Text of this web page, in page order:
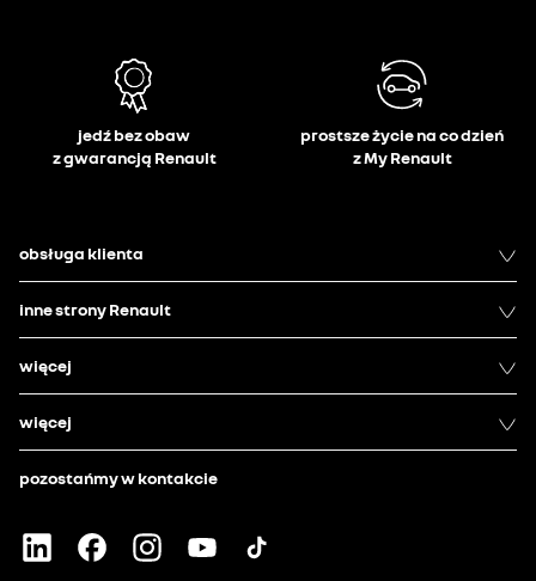
jedź bez obaw
z gwarancją Renault
prostsze życie na co dzień
z My Renault
obsługa klienta
inne strony Renault
więcej
więcej
pozostańmy w kontakcie